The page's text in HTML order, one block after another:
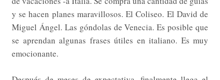
y se hacen planes maravillosos. El Coliseo. El David de
Miguel Ángel. Las góndolas de Venecia. Es posible que
se aprendan algunas frases útiles en italiano. Es muy
emocionante.